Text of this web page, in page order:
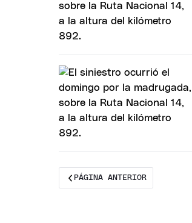
PÁGINA ANTERIOR